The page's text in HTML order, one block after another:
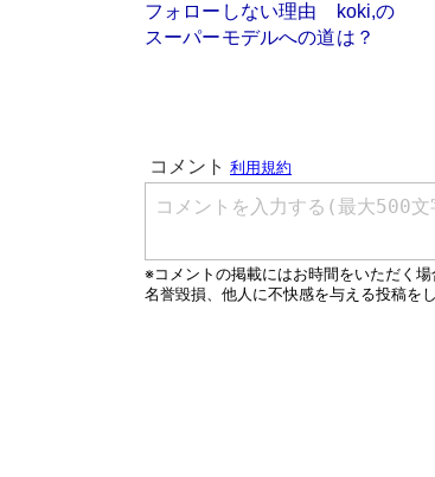
フォローしない理由 koki,の
スーパーモデルへの道は？